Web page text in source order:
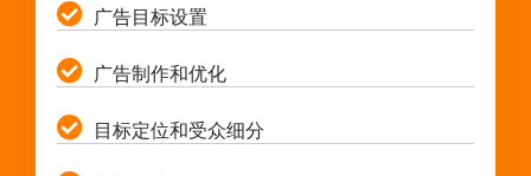
广告目标设置
广告制作和优化
目标定位和受众细分